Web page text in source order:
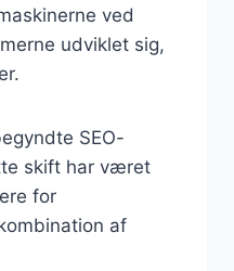
ved
udviklet sig,
SEO-
skift har været
for
af